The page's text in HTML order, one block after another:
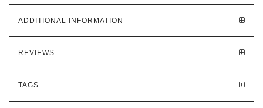
ADDITIONAL INFORMATION
REVIEWS
TAGS